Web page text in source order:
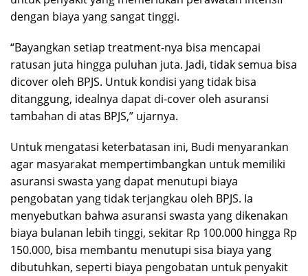
dengan biaya yang sangat tinggi.
“Bayangkan setiap treatment-nya bisa mencapai
ratusan juta hingga puluhan juta. Jadi, tidak semua bisa
dicover oleh BPJS. Untuk kondisi yang tidak bisa
ditanggung, idealnya dapat di-cover oleh asuransi
tambahan di atas BPJS,” ujarnya.
Untuk mengatasi keterbatasan ini, Budi menyarankan
agar masyarakat mempertimbangkan untuk memiliki
asuransi swasta yang dapat menutupi biaya
pengobatan yang tidak terjangkau oleh BPJS. Ia
menyebutkan bahwa asuransi swasta yang dikenakan
biaya bulanan lebih tinggi, sekitar Rp 100.000 hingga Rp
150.000, bisa membantu menutupi sisa biaya yang
dibutuhkan, seperti biaya pengobatan untuk penyakit